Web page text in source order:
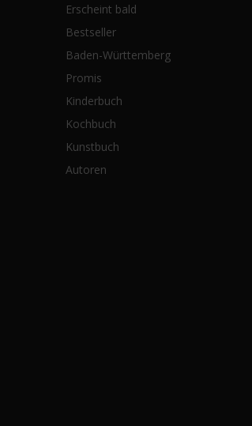
Erscheint bald
Bestseller
Baden-Württemberg
Promis
Kinderbuch
Kochbuch
Kunstbuch
Autoren